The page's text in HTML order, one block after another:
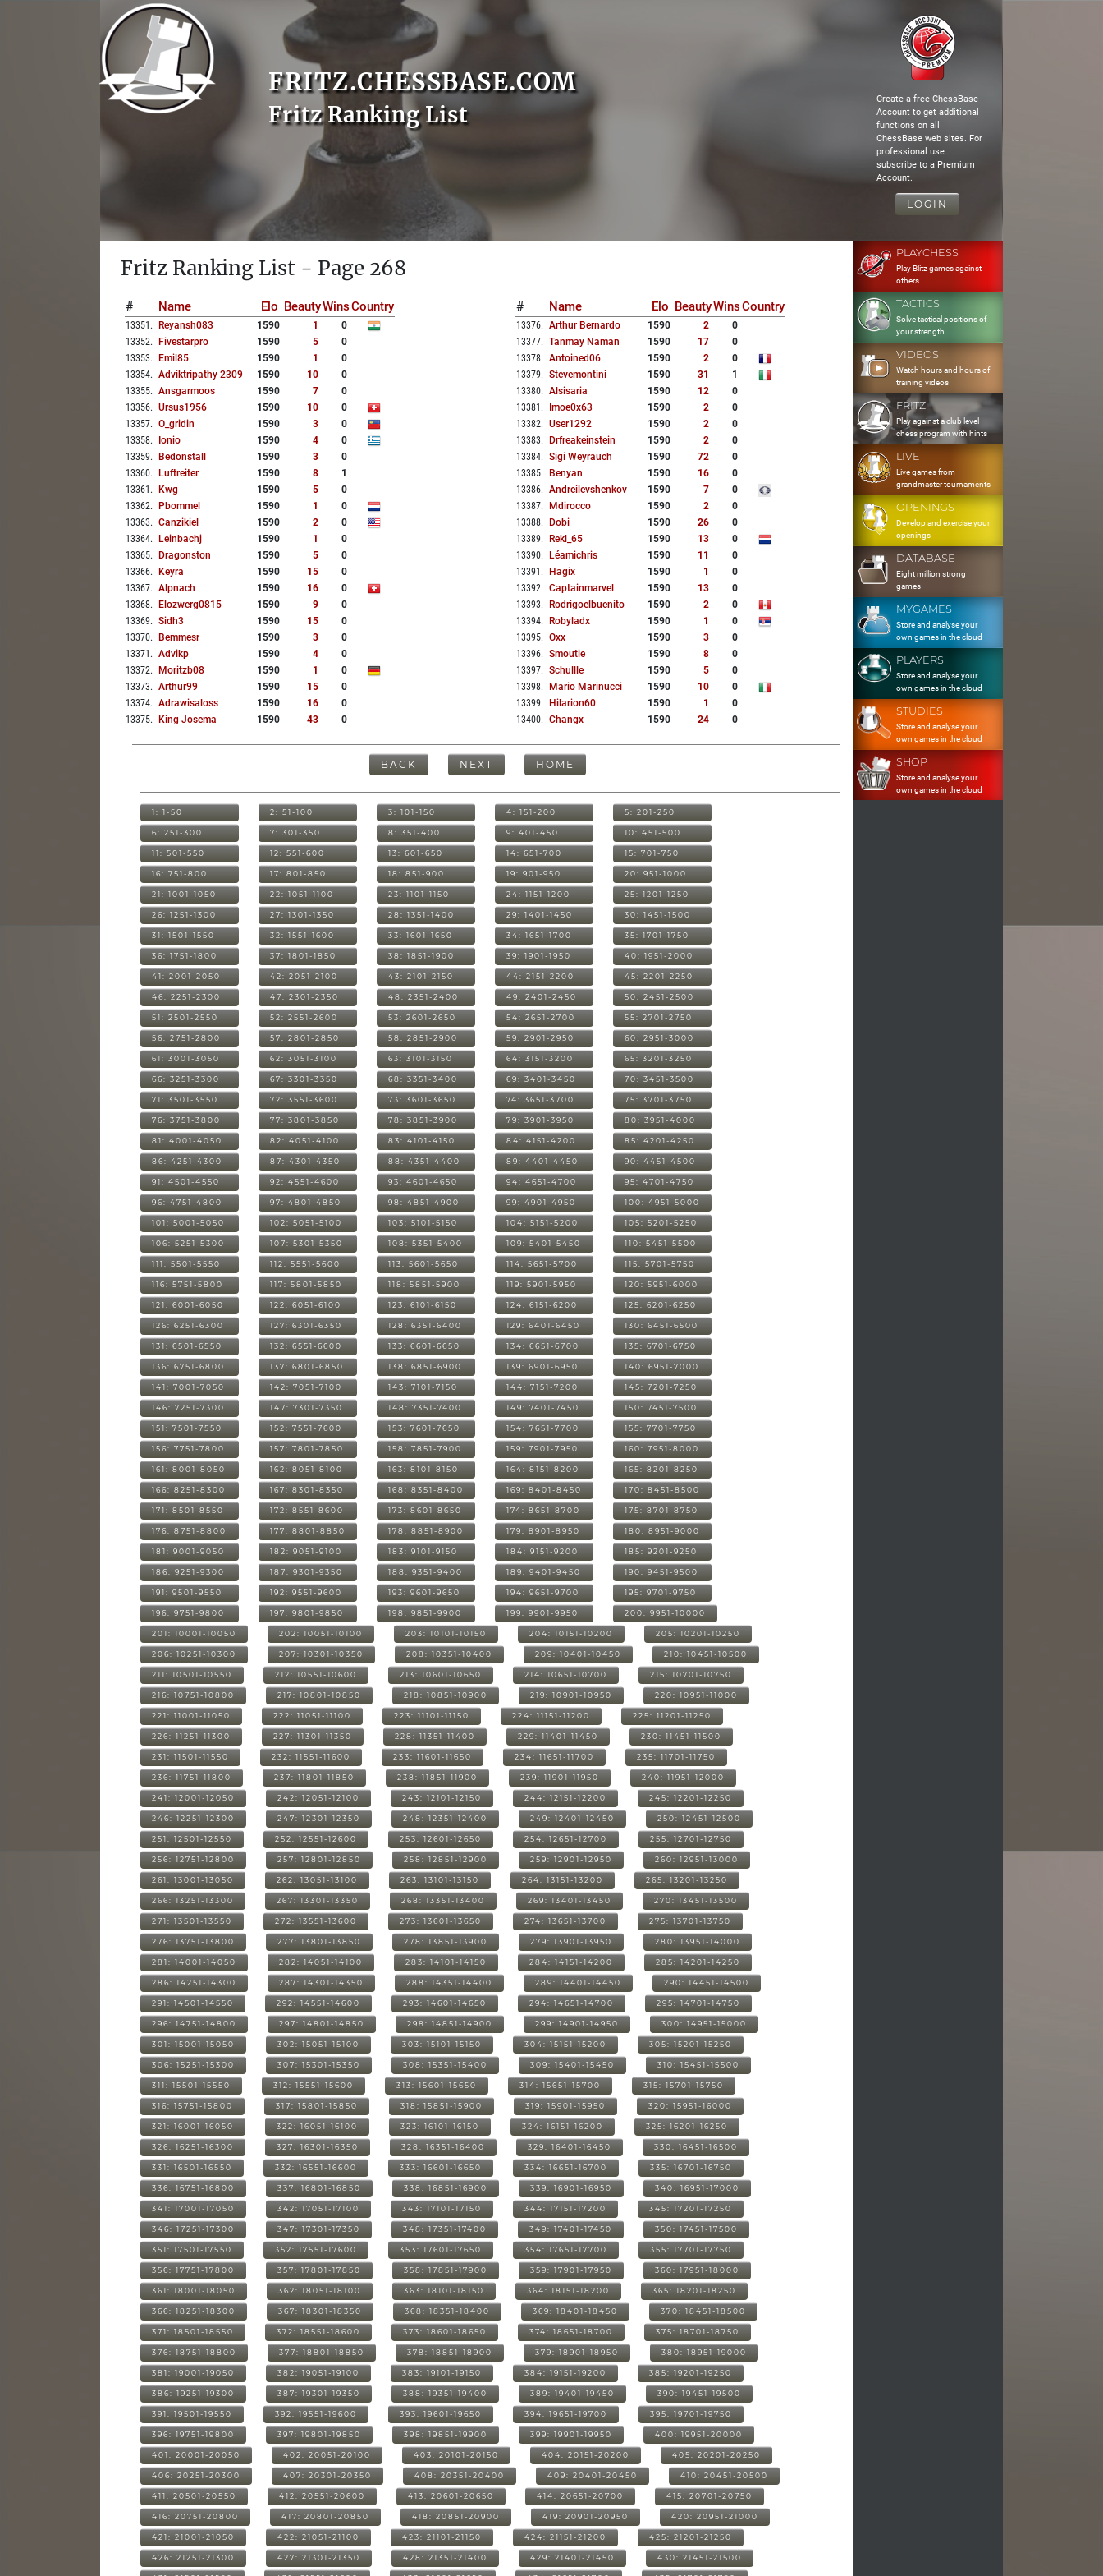
FRITZ.CHESSBASE.COM
Fritz Ranking List
Create a free ChessBase
Account to get additional
functions on all
ChessBase web sites. For
professional use
subscribe to a Premium
Account.
LOGIN
Fritz Ranking List - Page 268
# Name Elo BeautyWinsCountry
13351 . Reyansh083 1590 1
0
13352. Fivestarpro 1590 5
0
13353. Emil85 1590 1
0
13354. Adviktripathy 2309 1590 10
0
13355. Ansgarmoos 1590 7
0
13356. Ursus1956 1590 10
0
13357. O_gridin 1590 3
0
13358. Ionio 1590 4
0
13359. Bedonstall 1590 3
0
13360. Luftreiter 1590 8
1
13361 . Kwg 1590 5
0
13362. Pbommel 1590 1
0
13363. Canzikiel 1590 2
0
13364. Leinbachj 1590 1
0
13365. Dragonston 1590 5
0
13366. Keyra 1590 15
0
13367. Alpnach 1590 16
0
13368. Elozwerg0815 1590 9
0
13369. Sidh3 1590 15
0
13370. Bemmesr 1590 3
0
13371 . Advikp 1590 4
0
13372. Moritzb08 1590 1
0
13373. Arthur99 1590 15
0
13374. Adrawisaloss 1590 16
0
13375. King Josema 1590 43 0
# Name Elo BeautyWinsCountry
13376. Arthur Bernardo 1590 2
0
13377. Tanmay Naman 1590 17
0
13378. Antoined06 1590 2
0
13379. Stevemontini 1590 31
1
13380. Alsisaria 1590 12
0
13381 . Imoe0x63 1590 2
0
13382. User1292 1590 2
0
13383. Drfreakeinstein 1590 2
0
13384. Sigi Weyrauch 1590 72
0
13385. Benyan 1590 16
0
13386. Andreilevshenkov 1590 7
0
13387. Mdirocco 1590 2
0
13388. Dobi 1590 26
0
13389. Rekl_65 1590 13
0
13390. Léamichris 1590 11
0
13391 . Hagix 1590 1
0
13392. Captainmarvel 1590 13
0
13393. Rodrigoelbuenito 1590 2
0
13394. Robyladx 1590 1
0
13395. Oxx 1590 3
0
13396. Smoutie 1590 8
0
13397. Schullle 1590 5
0
13398. Mario Marinucci 1590 10
0
13399. Hilarion60 1590 1
0
13400. Changx 1590 24 0
BACK NEXT HOME
1: 1-50 2: 51-100 3: 101-150 4: 151-200 5: 201-250
6: 251-300 7: 301-350 8: 351-400 9: 401-450 10: 451-500
11: 501-550 12: 551-600 13: 601-650 14: 651-700 15: 701-750
16: 751-800 17: 801-850 18: 851-900 19: 901-950 20: 951-1000
21: 1001-1050 22: 1051-1100 23: 1101-1150 24: 1151-1200 25: 1201-1250
26: 1251-1300 27: 1301-1350 28: 1351-1400 29: 1401-1450 30: 1451-1500
31: 1501-1550 32: 1551-1600 33: 1601-1650 34: 1651-1700 35: 1701-1750
36: 1751-1800 37: 1801-1850 38: 1851-1900 39: 1901-1950 40: 1951-2000
41: 2001-2050 42: 2051-2100 43: 2101-2150 44: 2151-2200 45: 2201-2250
46: 2251-2300 47: 2301-2350 48: 2351-2400 49: 2401-2450 50: 2451-2500
51: 2501-2550 52: 2551-2600 53: 2601-2650 54: 2651-2700 55: 2701-2750
56: 2751-2800 57: 2801-2850 58: 2851-2900 59: 2901-2950 60: 2951-3000
61: 3001-3050 62: 3051-3100 63: 3101-3150 64: 3151-3200 65: 3201-3250
66: 3251-3300 67: 3301-3350 68: 3351-3400 69: 3401-3450 70: 3451-3500
71: 3501-3550 72: 3551-3600 73: 3601-3650 74: 3651-3700 75: 3701-3750
76: 3751-3800 77: 3801-3850 78: 3851-3900 79: 3901-3950 80: 3951-4000
81: 4001-4050 82: 4051-4100 83: 4101-4150 84: 4151-4200 85: 4201-4250
86: 4251-4300 87: 4301-4350 88: 4351-4400 89: 4401-4450 90: 4451-4500
91: 4501-4550 92: 4551-4600 93: 4601-4650 94: 4651-4700 95: 4701-4750
96: 4751-4800 97: 4801-4850 98: 4851-4900 99: 4901-4950 100: 4951-5000
101: 5001-5050 102: 5051-5100 103: 5101-5150 104: 5151-5200 105: 5201-5250
106: 5251-5300 107: 5301-5350 108: 5351-5400 109: 5401-5450 110: 5451-5500
111: 5501-5550 112: 5551-5600 113: 5601-5650 114: 5651-5700 115: 5701-5750
116: 5751-5800 117: 5801-5850 118: 5851-5900 119: 5901-5950 120: 5951-6000
121: 6001-6050 122: 6051-6100 123: 6101-6150 124: 6151-6200 125: 6201-6250
126: 6251-6300 127: 6301-6350 128: 6351-6400 129: 6401-6450 130: 6451-6500
131: 6501-6550 132: 6551-6600 133: 6601-6650 134: 6651-6700 135: 6701-6750
136: 6751-6800 137: 6801-6850 138: 6851-6900 139: 6901-6950 140: 6951-7000
141: 7001-7050 142: 7051-7100 143: 7101-7150 144: 7151-7200 145: 7201-7250
146: 7251-7300 147: 7301-7350 148: 7351-7400 149: 7401-7450 150: 7451-7500
151: 7501-7550 152: 7551-7600 153: 7601-7650 154: 7651-7700 155: 7701-7750
156: 7751-7800 157: 7801-7850 158: 7851-7900 159: 7901-7950 160: 7951-8000
161: 8001-8050 162: 8051-8100 163: 8101-8150 164: 8151-8200 165: 8201-8250
166: 8251-8300 167: 8301-8350 168: 8351-8400 169: 8401-8450 170: 8451-8500
171: 8501-8550 172: 8551-8600 173: 8601-8650 174: 8651-8700 175: 8701-8750
176: 8751-8800 177: 8801-8850 178: 8851-8900 179: 8901-8950 180: 8951-9000
181: 9001-9050 182: 9051-9100 183: 9101-9150 184: 9151-9200 185: 9201-9250
186: 9251-9300 187: 9301-9350 188: 9351-9400 189: 9401-9450 190: 9451-9500
191: 9501-9550 192: 9551-9600 193: 9601-9650 194: 9651-9700 195: 9701-9750
196: 9751-9800 197: 9801-9850 198: 9851-9900 199: 9901-9950 200: 9951-10000
201: 10001-10050 202: 10051-10100 203: 10101-10150 204: 10151-10200 205: 10201-10250
206: 10251-10300 207: 10301-10350 208: 10351-10400 209: 10401-10450 210: 10451-10500
211: 10501-10550 212: 10551-10600 213: 10601-10650 214: 10651-10700 215: 10701-10750
216: 10751-10800 217: 10801-10850 218: 10851-10900 219: 10901-10950 220: 10951-11000
221: 11001-11050 222: 11051-11100 223: 11101-11150 224: 11151-11200 225: 11201-11250
226: 11251-11300 227: 11301-11350 228: 11351-11400 229: 11401-11450 230: 11451-11500
231: 11501-11550 232: 11551-11600 233: 11601-11650 234: 11651-11700 235: 11701-11750
236: 11751-11800 237: 11801-11850 238: 11851-11900 239: 11901-11950 240: 11951-12000
241: 12001-12050 242: 12051-12100 243: 12101-12150 244: 12151-12200 245: 12201-12250
246: 12251-12300 247: 12301-12350 248: 12351-12400 249: 12401-12450 250: 12451-12500
251: 12501-12550 252: 12551-12600 253: 12601-12650 254: 12651-12700 255: 12701-12750
256: 12751-12800 257: 12801-12850 258: 12851-12900 259: 12901-12950 260: 12951-13000
261: 13001-13050 262: 13051-13100 263: 13101-13150 264: 13151-13200 265: 13201-13250
266: 13251-13300 267: 13301-13350 268: 13351-13400 269: 13401-13450 270: 13451-13500
271: 13501-13550 272: 13551-13600 273: 13601-13650 274: 13651-13700 275: 13701-13750
276: 13751-13800 277: 13801-13850 278: 13851-13900 279: 13901-13950 280: 13951-14000
281: 14001-14050 282: 14051-14100 283: 14101-14150 284: 14151-14200 285: 14201-14250
286: 14251-14300 287: 14301-14350 288: 14351-14400 289: 14401-14450 290: 14451-14500
291: 14501-14550 292: 14551-14600 293: 14601-14650 294: 14651-14700 295: 14701-14750
296: 14751-14800 297: 14801-14850 298: 14851-14900 299: 14901-14950 300: 14951-15000
301: 15001-15050 302: 15051-15100 303: 15101-15150 304: 15151-15200 305: 15201-15250
306: 15251-15300 307: 15301-15350 308: 15351-15400 309: 15401-15450 310: 15451-15500
311: 15501-15550 312: 15551-15600 313: 15601-15650 314: 15651-15700 315: 15701-15750
316: 15751-15800 317: 15801-15850 318: 15851-15900 319: 15901-15950 320: 15951-16000
321: 16001-16050 322: 16051-16100 323: 16101-16150 324: 16151-16200 325: 16201-16250
326: 16251-16300 327: 16301-16350 328: 16351-16400 329: 16401-16450 330: 16451-16500
331: 16501-16550 332: 16551-16600 333: 16601-16650 334: 16651-16700 335: 16701-16750
336: 16751-16800 337: 16801-16850 338: 16851-16900 339: 16901-16950 340: 16951-17000
341: 17001-17050 342: 17051-17100 343: 17101-17150 344: 17151-17200 345: 17201-17250
346: 17251-17300 347: 17301-17350 348: 17351-17400 349: 17401-17450 350: 17451-17500
351: 17501-17550 352: 17551-17600 353: 17601-17650 354: 17651-17700 355: 17701-17750
356: 17751-17800 357: 17801-17850 358: 17851-17900 359: 17901-17950 360: 17951-18000
361: 18001-18050 362: 18051-18100 363: 18101-18150 364: 18151-18200 365: 18201-18250
366: 18251-18300 367: 18301-18350 368: 18351-18400 369: 18401-18450 370: 18451-18500
371: 18501-18550 372: 18551-18600 373: 18601-18650 374: 18651-18700 375: 18701-18750
376: 18751-18800 377: 18801-18850 378: 18851-18900 379: 18901-18950 380: 18951-19000
381: 19001-19050 382: 19051-19100 383: 19101-19150 384: 19151-19200 385: 19201-19250
386: 19251-19300 387: 19301-19350 388: 19351-19400 389: 19401-19450 390: 19451-19500
391: 19501-19550 392: 19551-19600 393: 19601-19650 394: 19651-19700 395: 19701-19750
396: 19751-19800 397: 19801-19850 398: 19851-19900 399: 19901-19950 400: 19951-20000
401: 20001-20050 402: 20051-20100 403: 20101-20150 404: 20151-20200 405: 20201-20250
406: 20251-20300 407: 20301-20350 408: 20351-20400 409: 20401-20450 410: 20451-20500
411: 20501-20550 412: 20551-20600 413: 20601-20650 414: 20651-20700 415: 20701-20750
416: 20751-20800 417: 20801-20850 418: 20851-20900 419: 20901-20950 420: 20951-21000
421: 21001-21050 422: 21051-21100 423: 21101-21150 424: 21151-21200 425: 21201-21250
426: 21251-21300 427: 21301-21350 428: 21351-21400 429: 21401-21450 430: 21451-21500
PLAYCHESS
Play Blitz games against
others
TACTICS
Solve tactical positions of
your strength
VIDEOS
Watch hours and hours of
training videos
FRITZ
Play against a club level
chess program with hints
LIVE
Live games from
grandmaster tournaments
OPENINGS
Develop and exercise your
openings
DATABASE
Eight million strong
games
MYGAMES
Store and analyse your
own games in the cloud
PLAYERS
Store and analyse your
own games in the cloud
STUDIES
Store and analyse your
own games in the cloud
SHOP
Store and analyse your
own games in the cloud